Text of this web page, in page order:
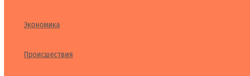
Экономика
Происшествия